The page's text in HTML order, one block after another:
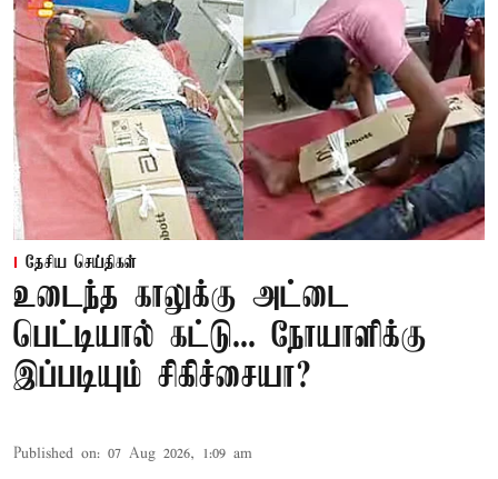
தேசிய செய்திகள்
உடைந்த காலுக்கு அட்டை
பெட்டியால் கட்டு... நோயாளிக்கு
இப்படியும் சிகிச்சையா?
Published on: 07 Aug 2026, 1:09 am